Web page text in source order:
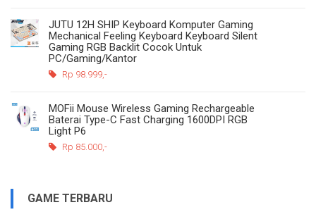
JUTU 12H SHIP Keyboard Komputer Gaming
Mechanical Feeling Keyboard Keyboard Silent
Gaming RGB Backlit Cocok Untuk
PC/Gaming/Kantor
Rp 98.999,-
MOFii Mouse Wireless Gaming Rechargeable
Baterai Type-C Fast Charging 1600DPI RGB
Light P6
Rp 85.000,-
GAME TERBARU